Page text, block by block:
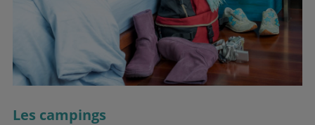
Les campings